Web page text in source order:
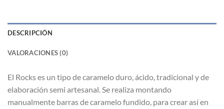
DESCRIPCIÓN
VALORACIONES (0)
El Rocks es un tipo de caramelo duro, ácido, tradicional y de
elaboración semi artesanal. Se realiza montando
manualmente barras de caramelo fundido, para crear así en